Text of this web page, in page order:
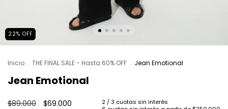
22% OFF
Inicio . THE FINAL SALE - Hasta 60% OFF . Jean Emotional
Jean Emotional
$89.000 $69.000